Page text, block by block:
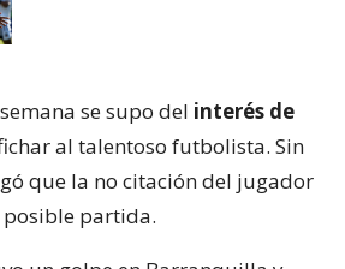
se supo del interés de
al talentoso futbolista. Sin
que la no citación del jugador
partida.